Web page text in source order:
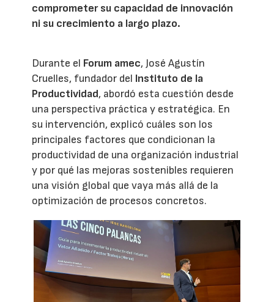
comprometer su capacidad de innovación
ni su crecimiento a largo plazo.
Durante el Forum amec, José Agustín
Cruelles, fundador del Instituto de la
Productividad, abordó esta cuestión desde
una perspectiva práctica y estratégica. En
su intervención, explicó cuáles son los
principales factores que condicionan la
productividad de una organización industrial
y por qué las mejoras sostenibles requieren
una visión global que vaya más allá de la
optimización de procesos concretos.